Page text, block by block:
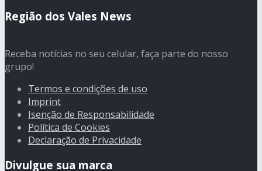
Região dos Vales News
Receba notícias no seu celular, faça parte do nosso
grupo!
Termos e condições de uso
Imprint
Isenção de Responsabilidade
Política de Cookies
Declaração de Privacidade
Divulgue sua marca